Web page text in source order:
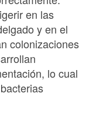
en las
y en el
colonizaciones
lo cual